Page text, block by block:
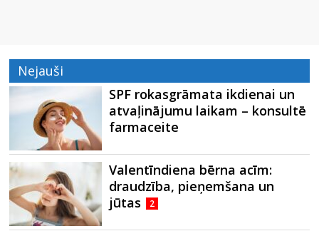
Nejauši
SPF rokasgrāmata ikdienai un
atvaļinājumu laikam – konsultē
farmaceite
Valentīndiena bērna acīm:
draudzība, pieņemšana un
jūtas
2